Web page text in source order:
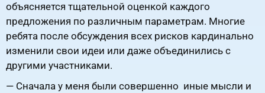
объясняется тщательной оценкой каждого
предложения по различным параметрам. Многие
ребята после обсуждения всех рисков кардинально
изменили свои идеи или даже объединились с
другими участниками.
— Сначала у меня были совершенно иные мысли и